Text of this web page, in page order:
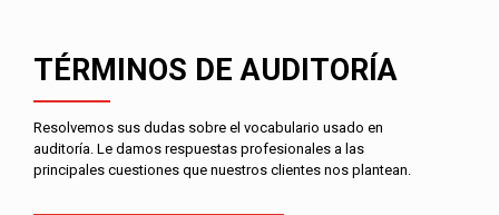
TÉRMINOS DE AUDITORÍA
Resolvemos sus dudas sobre el vocabulario usado en
auditoría. Le damos respuestas profesionales a las
principales cuestiones que nuestros clientes nos plantean.